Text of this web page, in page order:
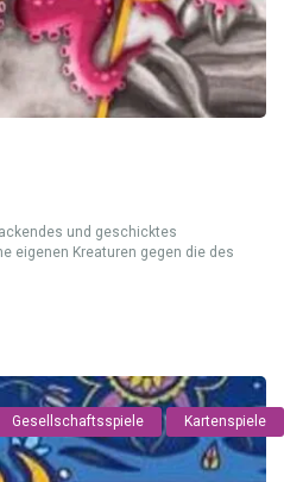
und geschicktes
eigenen Kreaturen gegen die des
Gesellschaftsspiele Kartenspiele